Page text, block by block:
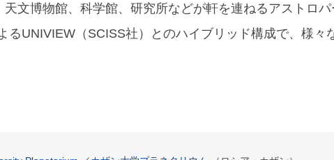
文博物館、科学館、研究所などが軒を連ねるアストロ
るUNIVIEW（SCISS社）とのハイブリッド構成で、様々